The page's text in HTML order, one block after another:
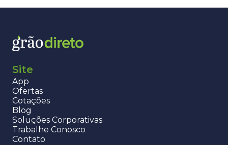
Site
App
Ofertas
Cotações
Blog
Soluções Corporativas
Trabalhe Conosco
Contato